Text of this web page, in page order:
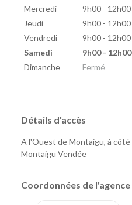
Mercredi
9h00 -
Jeudi
9h00 -
Vendredi
9h00 -
Samedi
9h00 -
Dimanche
Fermé
Détails d'accès
A l'Ouest de Montaigu, à
Montaigu Vendée
Coordonnées de